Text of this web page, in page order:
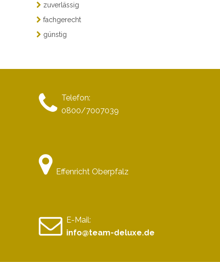
zuverlässig
fachgerecht
günstig
Telefon:
0800/7007039
Effenricht Oberpfalz
E-Mail:
info@team-deluxe.de